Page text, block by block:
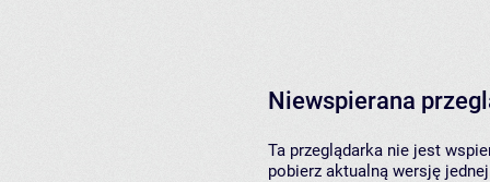
Niewspierana
Ta przeglądarka nie jest
pobierz aktualną wersję